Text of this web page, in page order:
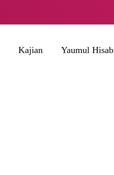
Kajian Yaumul Hisab